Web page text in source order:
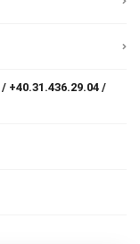
/ +40.31.436.29.04 /